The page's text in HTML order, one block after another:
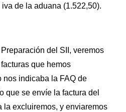
de la aduana (1.522,50).
del SII, veremos
que hemos
nos indicaba la FAQ de
que se envíe la factura del
la excluiremos, y enviaremos